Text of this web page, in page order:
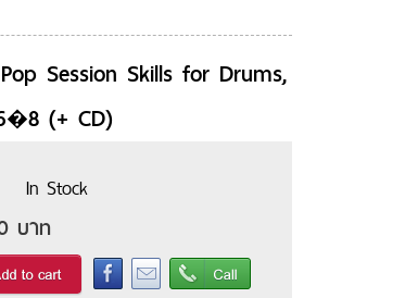
Session Skills for Drums,
(+ CD)
In Stock
บาท